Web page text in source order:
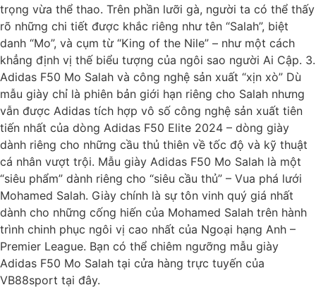
trọng vừa thể thao. Trên phần lưỡi gà, người ta có thể thấy
rõ những chi tiết được khắc riêng như tên “Salah”, biệt
danh “Mo”, và cụm từ “King of the Nile” – như một cách
khẳng định vị thế biểu tượng của ngôi sao người Ai Cập. 3.
Adidas F50 Mo Salah và công nghệ sản xuất “xịn xò” Dù
mẫu giày chỉ là phiên bản giới hạn riêng cho Salah nhưng
vẫn được Adidas tích hợp vô số công nghệ sản xuất tiên
tiến nhất của dòng Adidas F50 Elite 2024 – dòng giày
dành riêng cho những cầu thủ thiên về tốc độ và kỹ thuật
cá nhân vượt trội. Mẫu giày Adidas F50 Mo Salah là một
“siêu phẩm” dành riêng cho “siêu cầu thủ” – Vua phá lưới
Mohamed Salah. Giày chính là sự tôn vinh quý giá nhất
dành cho những cống hiến của Mohamed Salah trên hành
trình chinh phục ngôi vị cao nhất của Ngoại hạng Anh –
Premier League. Bạn có thể chiêm ngưỡng mẫu giày
Adidas F50 Mo Salah tại cửa hàng trực tuyến của
VB88sport tại đây.